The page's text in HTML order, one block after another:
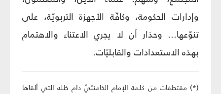
وإدارات الحكومة، وكافّة الأجهزة التربويّة، على
تنوّعها... وحذار أن لا يجري الاعتناء والاهتمام
بهذه الاستعدادات والقابليّات.
(*) مقتطفات من كلمة الإمام الخامنئيّ دام ظله التي ألقاها